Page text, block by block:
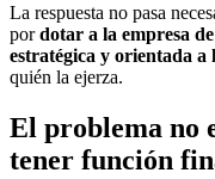
La respuesta no pasa
pordotar a la empresa
estratégica y orientada a
quién la ejerza.
El problema no
tener función